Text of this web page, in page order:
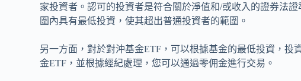
家投資者。認可的投資者是符合關於淨值和/或收入的證券法
圍內具有最低投資，使其超出普通投資者的範圍。
另一方面，對於對沖基金ETF，可以根據基金的最低投資，
金ETF，並根據經紀處理，您可以通過零佣金進行交易。